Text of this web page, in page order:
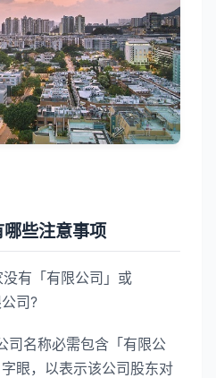
些注意事项
有「有限公司」或
司?
名称必需包含「有限公
眼，以表示该公司股东对